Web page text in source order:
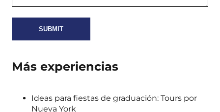
Más experiencias
Ideas para fiestas de graduación: Tours por
Nueva York